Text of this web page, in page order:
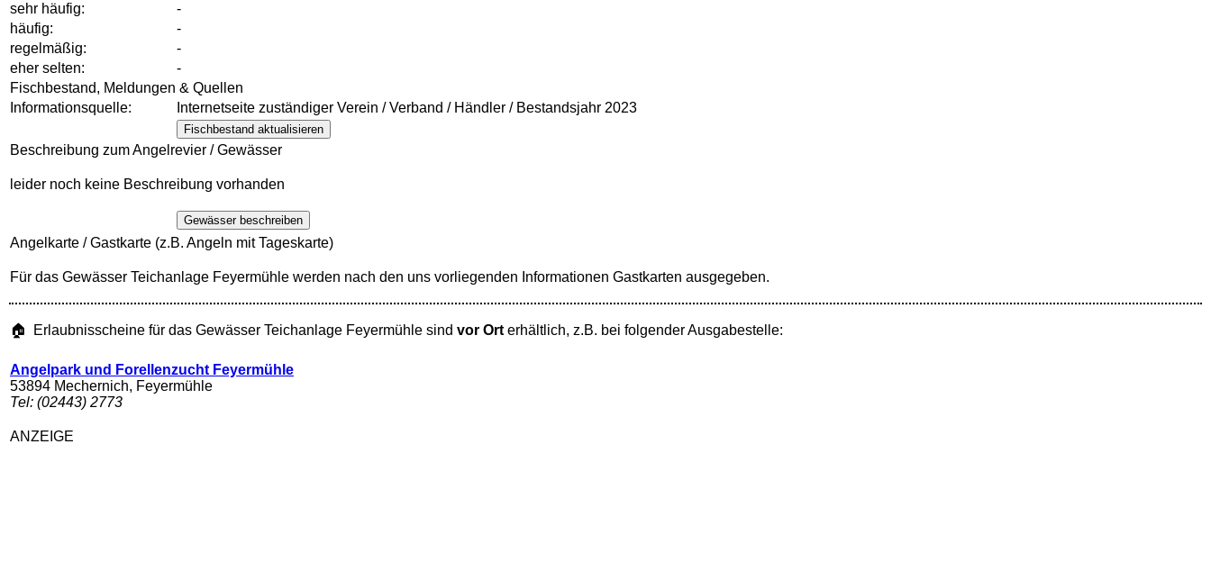
sehr häufig:
-
häufig:
-
regelmäßig:
-
eher selten:
-
Fischbestand, Meldungen & Quellen
Informationsquelle:
Internetseite zuständiger Verein / Verband / Händler / Bestandsjahr 2023
Fischbestand aktualisieren
Beschreibung zum Angelrevier / Gewässer
leider noch keine Beschreibung vorhanden
Gewässer beschreiben
Angelkarte / Gastkarte (z.B. Angeln mit Tageskarte)
Für das Gewässer Teichanlage Feyermühle werden nach den uns vorliegenden Informationen Gastkarten ausgegeben.
🏠 Erlaubnisscheine für das Gewässer Teichanlage Feyermühle sind vor Ort erhältlich, z.B. bei folgender Ausgabestelle:
Angelpark und Forellenzucht Feyermühle
53894 Mechernich, Feyermühle
Tel: (02443) 2773
ANZEIGE